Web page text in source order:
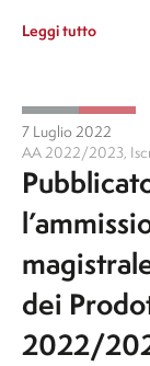
Leggi tutto
7 Luglio 2022
AA 2022/2023,
dei
2022/